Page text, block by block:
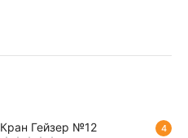
4
Кран Гейзер №12